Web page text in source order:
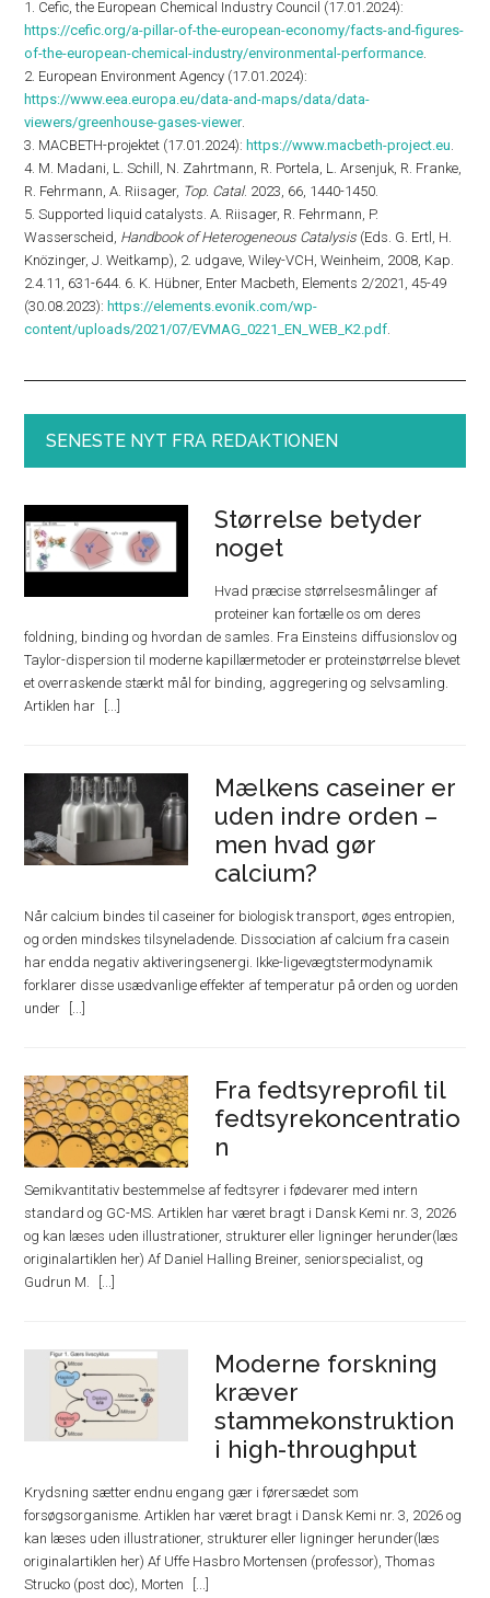
1. Cefic, the European Chemical Industry Council (17.01.2024):
https://cefic.org/a-pillar-of-the-european-economy/facts-and-figures-
of-the-european-chemical-industry/environmental-performance.
2. European Environment Agency (17.01.2024):
https://www.eea.europa.eu/data-and-maps/data/data-
viewers/greenhouse-gases-viewer.
3. MACBETH-projektet (17.01.2024): https://www.macbeth-project.eu.
4. M. Madani, L. Schill, N. Zahrtmann, R. Portela, L. Arsenjuk, R. Franke,
R. Fehrmann, A. Riisager, Top. Catal. 2023, 66, 1440-1450.
5. Supported liquid catalysts. A. Riisager, R. Fehrmann, P.
Wasserscheid, Handbook of Heterogeneous Catalysis (Eds. G. Ertl, H.
Knözinger, J. Weitkamp), 2. udgave, Wiley-VCH, Weinheim, 2008, Kap.
2.4.11, 631-644. 6. K. Hübner, Enter Macbeth, Elements 2/2021, 45-49
(30.08.2023): https://elements.evonik.com/wp-
content/uploads/2021/07/EVMAG_0221_EN_WEB_K2.pdf.
SENESTE NYT FRA REDAKTIONEN
Størrelse betyder
noget
Hvad præcise størrelsesmålinger af
proteiner kan fortælle os om deres
foldning, binding og hvordan de samles. Fra Einsteins diffusionslov og
Taylor-dispersion til moderne kapillærmetoder er proteinstørrelse blevet
et overraskende stærkt mål for binding, aggregering og selvsamling.
Artiklen har
Mælkens caseiner er
uden indre orden –
men hvad gør
calcium?
Når calcium bindes til caseiner for biologisk transport, øges entropien,
og orden mindskes tilsyneladende. Dissociation af calcium fra casein
har endda negativ aktiveringsenergi. Ikke-ligevægtstermodynamik
forklarer disse usædvanlige effekter af temperatur på orden og uorden
under
Fra fedtsyreprofil til
fedtsyrekoncentratio
n
Semikvantitativ bestemmelse af fedtsyrer i fødevarer med intern
standard og GC-MS. Artiklen har været bragt i Dansk Kemi nr. 3, 2026
og kan læses uden illustrationer, strukturer eller ligninger herunder(læs
originalartiklen her) Af Daniel Halling Breiner, seniorspecialist, og
Gudrun M.
Moderne forskning
kræver
stammekonstruktion
i high-throughput
Krydsning sætter endnu engang gær i førersædet som
forsøgsorganisme. Artiklen har været bragt i Dansk Kemi nr. 3, 2026 og
kan læses uden illustrationer, strukturer eller ligninger herunder(læs
originalartiklen her) Af Uffe Hasbro Mortensen (professor), Thomas
Strucko (post doc), Morten